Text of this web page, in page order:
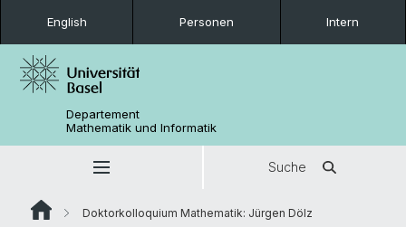
English Personen Intern
Departement
Mathematik und Informatik
Suche
Doktorkolloquium Mathematik: Jürgen Dölz